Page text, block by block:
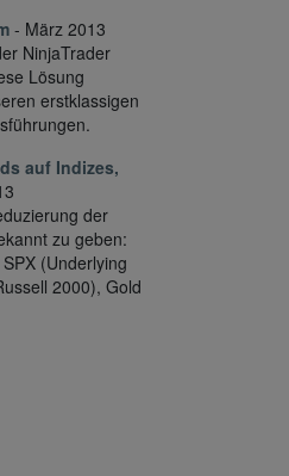
- März 2013
NinjaTrader
Lösung
erstklassigen
auf Indizes,
der
zu geben:
(Underlying
2000), Gold